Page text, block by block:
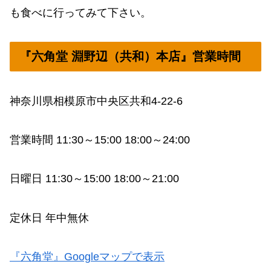
も食べに行ってみて下さい。
『六角堂 淵野辺（共和）本店』営業時間
神奈川県相模原市中央区共和4-22-6
営業時間 11:30～15:00 18:00～24:00
日曜日 11:30～15:00 18:00～21:00
定休日 年中無休
『六角堂』Googleマップで表示